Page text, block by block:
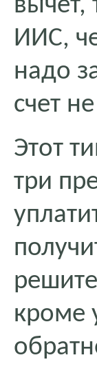
вычет,
ИИС,
надо
счет
Этот
три
кроме